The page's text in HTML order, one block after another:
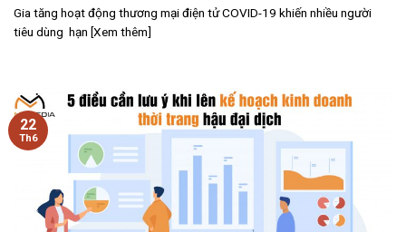
Gia tăng hoạt động thương mại điện tử COVID-19 khiến nhiều người
tiêu dùng hạn [Xem thêm]
22
Th6